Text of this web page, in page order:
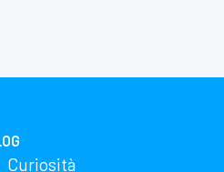
Curiosità